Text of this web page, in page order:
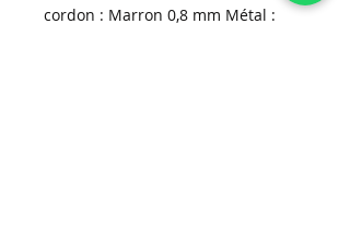
cordon : Marron 0,8 mm Métal :